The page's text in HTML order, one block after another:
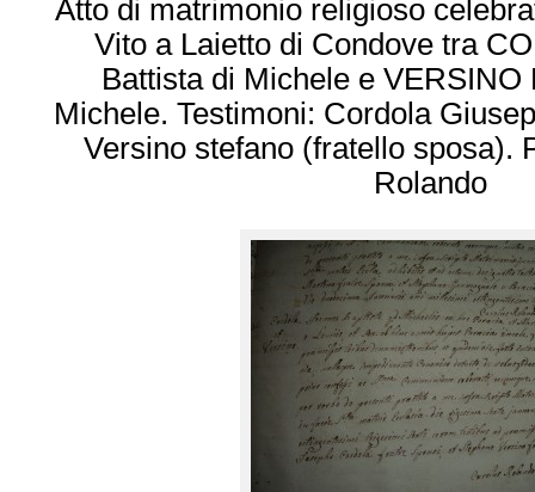
Atto di matrimonio religioso
Vito a Laietto di Condove tra
Battista di Michele e VERSINO
Michele. Testimoni: Cordola
Versino stefano (fratello sposa).
Rolando